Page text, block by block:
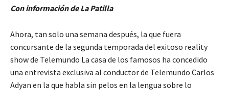
Con información de La Patilla
Ahora, tan solo una semana después, la que fuera
concursante de la segunda temporada del exitoso reality
show de Telemundo La casa de los famosos ha concedido
una entrevista exclusiva al conductor de Telemundo Carlos
Adyan en la que habla sin pelos en la lengua sobre lo